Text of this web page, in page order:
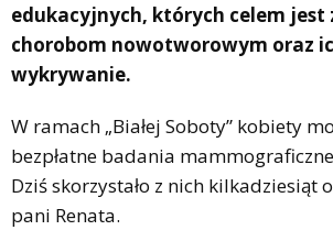
edukacyjnych, których celem jest
chorobom nowotworowym oraz
wykrywanie.
W ramach „Białej Soboty” kobiety
bezpłatne badania
Dziś skorzystało z nich kilkadziesiąt
pani Renata.